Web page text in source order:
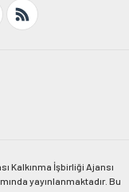
Kalkınma İşbirliği Ajansı
yayınlanmaktadır. Bu